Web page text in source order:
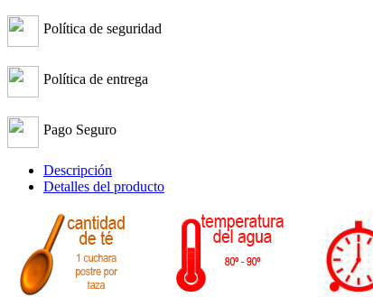
Política de seguridad
Política de entrega
Pago Seguro
Descripción
Detalles del producto